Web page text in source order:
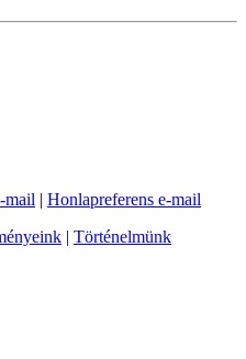
mail | Honlapreferens e-mail
| Történelmünk